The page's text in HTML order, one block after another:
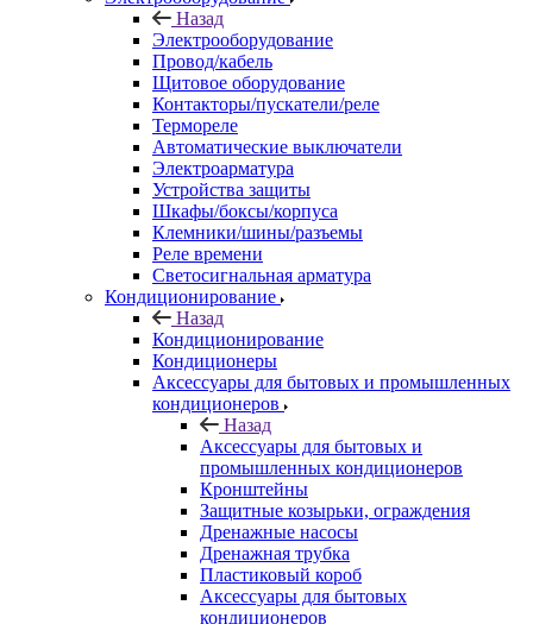
Назад
Электрооборудование
Провод/кабель
Щитовое оборудование
Контакторы/пускатели/реле
Термореле
Автоматические выключатели
Электроарматура
Устройства защиты
Шкафы/боксы/корпуса
Клемники/шины/разъемы
Реле времени
Светосигнальная арматура
Кондиционирование
Назад
Кондиционирование
Кондиционеры
Аксессуары для бытовых и промышленных
кондиционеров
Назад
Аксессуары для бытовых и
промышленных кондиционеров
Кронштейны
Защитные козырьки, ограждения
Дренажные насосы
Дренажная трубка
Пластиковый короб
Аксессуары для бытовых
кондиционеров